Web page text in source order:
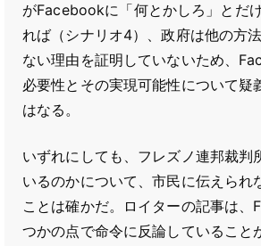
がFacebookに「何とかしろ」とだ
れば（シナリオ4）、政府は他の方
ない理由を証明していないため、
必要性とその実現可能性について疑
はなる。
いずれにしても、フレズノ連邦裁判
いるのかについて、市民に伝えられ
ことは確かだ。ロイターの記事は、
つかの点で命令に反論していること